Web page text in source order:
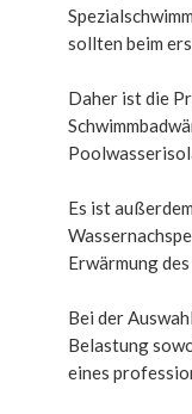
sollten beim
Daher ist die
Es ist
Erwärmung
Bei der
Belastung
eines